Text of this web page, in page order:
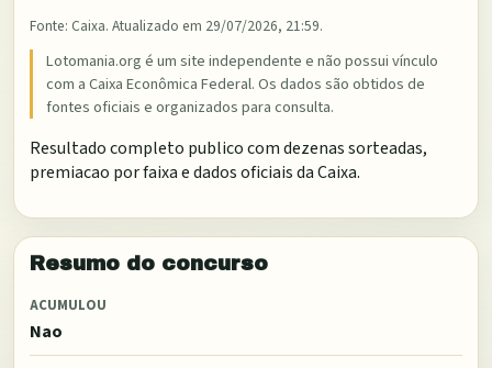
Fonte: Caixa. Atualizado em 29/07/2026, 21:59.
Lotomania.org é um site independente e não possui vínculo
com a Caixa Econômica Federal. Os dados são obtidos de
fontes oficiais e organizados para consulta.
Resultado completo publico com dezenas sorteadas,
premiacao por faixa e dados oficiais da Caixa.
Resumo do concurso
ACUMULOU
Nao